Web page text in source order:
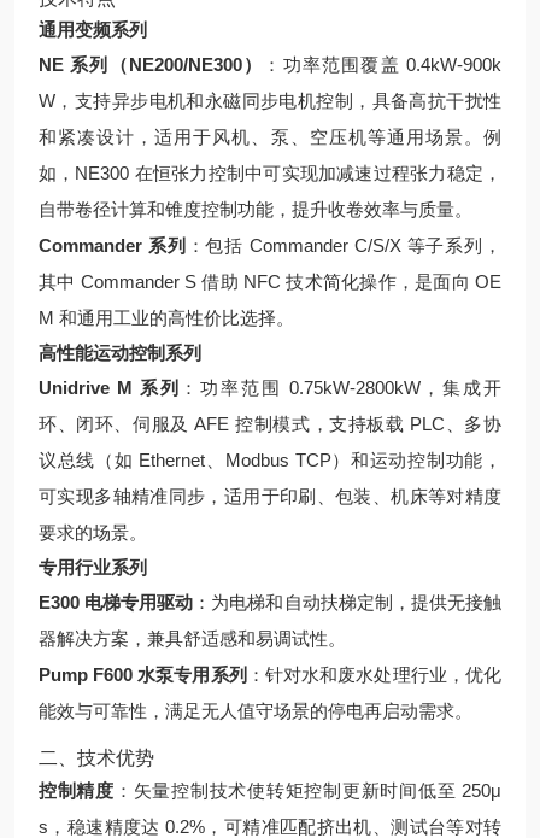
通用变频系列
NE 系列（NE200/NE300）
：功率范围覆盖 0.4kW-900k
W，支持异步电机和永磁同步电机控制，具备高抗干扰性
和紧凑设计，适用于风机、泵、空压机等通用场景。例
如，NE300 在恒张力控制中可实现加减速过程张力稳定，
自带卷径计算和锥度控制功能，提升收卷效率与质量。
Commander 系列 ：包括 Commander C/S/X 等子系列，
其中 Commander S 借助 NFC 技术简化操作，是面向 OE
M 和通用工业的高性价比选择。
高性能运动控制系列
Unidrive M 系列 ：功率范围 0.75kW-2800kW，集成开
环、闭环、伺服及 AFE 控制模式，支持板载 PLC、多协
议总线（如 Ethernet、Modbus TCP）和运动控制功能，
可实现多轴精准同步，适用于印刷、包装、机床等对精度
要求的场景。
专用行业系列
E300 电梯专用驱动 ：为电梯和自动扶梯定制，提供无接触
器解决方案，兼具舒适感和易调试性。
Pump F600 水泵专用系列 ：针对水和废水处理行业，优化
能效与可靠性，满足无人值守场景的停电再启动需求。
二、技术优势
控制精度 ：矢量控制技术使转矩控制更新时间低至 250μ
s，稳速精度达 0.2%，可精准匹配挤出机、测试台等对转